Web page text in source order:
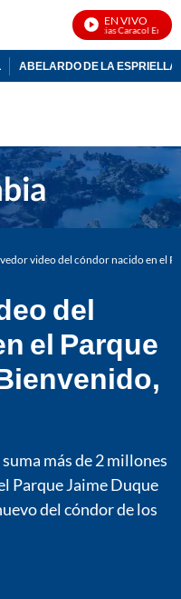
EN VIVO
Noticias Caracol En Vivo
ABELARDO DE LA ESPRIELLA
video del cóndor nacido en el
del
el Parque
más de 2 millones
Parque Jaime Duque
del cóndor de los